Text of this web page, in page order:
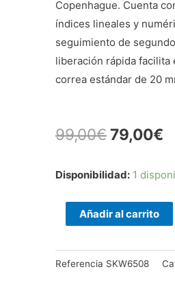
Copenhague. Cuenta
índices lineales y
seguimiento de
liberación rápida
correa estándar de 20
99,00€79,00€
Disponibilidad: 1
Reloj
mm
de
silicona
Añadir al carrito
Referencia SKW6508